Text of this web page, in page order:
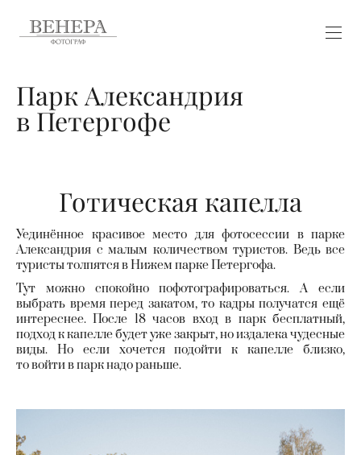
Парк Александрия
в Петергофе
Готическая капелла
Уединённое красивое место для фотосессии в парке
Александрия с малым количеством туристов. Ведь все
туристы толпятся в Нижем парке Петергофа.
Тут можно спокойно пофотографироваться. А если
выбрать время перед закатом, то кадры получатся ещё
интереснее. После 18 часов вход в парк бесплатный,
подход к капелле будет уже закрыт, но издалека чудесные
виды. Но если хочется подойти к капелле близко,
то войти в парк надо раньше.